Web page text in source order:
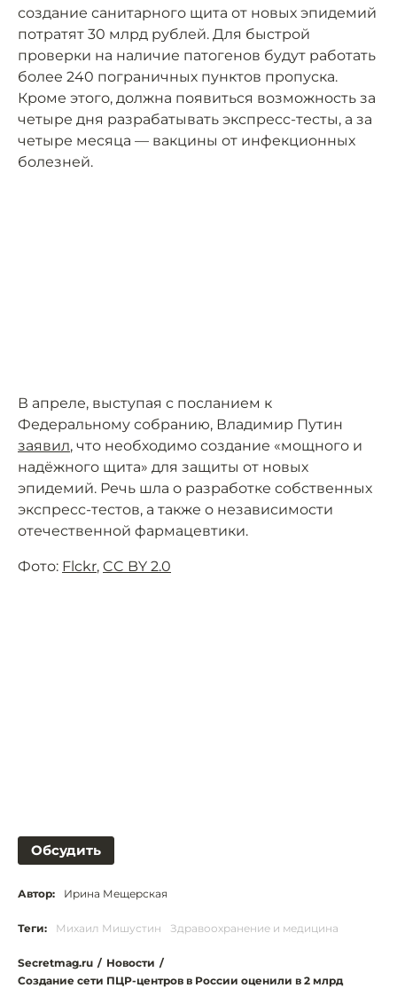
создание санитарного щита от новых эпидемий
потратят 30 млрд рублей. Для быстрой
проверки на наличие патогенов будут работать
более 240 пограничных пунктов пропуска.
Кроме этого, должна появиться возможность за
четыре дня разрабатывать экспресс-тесты, а за
четыре месяца — вакцины от инфекционных
болезней.
В апреле, выступая с посланием к
Федеральному собранию, Владимир Путин
заявил, что необходимо создание «мощного и
надёжного щита» для защиты от новых
эпидемий. Речь шла о разработке собственных
экспресс-тестов, а также о независимости
отечественной фармацевтики.
Фото: Flckr, CC BY 2.0
Обсудить
Автор: Ирина Мещерская
Теги: Михаил Мишустин Здравоохранение и медицина
Secretmag.ru / Новости /
Создание сети ПЦР-центров в России оценили в 2 млрд